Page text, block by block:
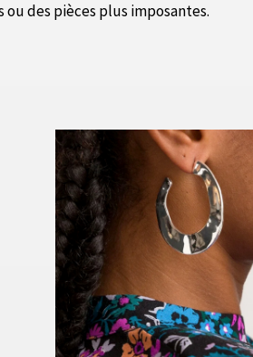
des pièces plus imposantes.